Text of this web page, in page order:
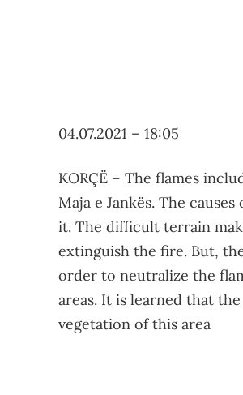
04.07.2021 – 18:05
KORÇË – The flames
Maja e Jankës. The
it. The difficult terrain
extinguish the fire. But,
order to neutralize the
areas. It is learned that
vegetation of this area